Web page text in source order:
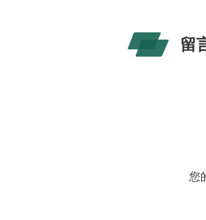
留
您